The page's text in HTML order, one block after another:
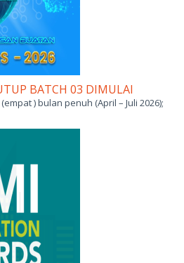
BATCH 03 DIMULAI
) bulan penuh (April – Juli 2026);